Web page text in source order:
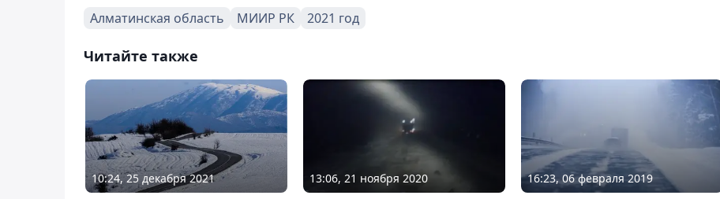
Алматинская область МИИР РК 2021 год
Читайте также
10:24, 25 декабря 2021 13:06, 21 ноября 2020 16:23, 06 февраля 2019